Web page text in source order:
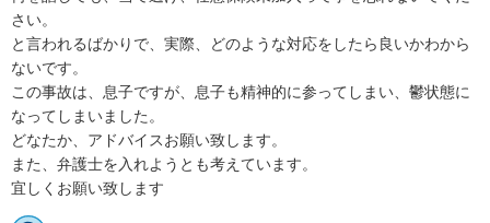
さい。
と言われるばかりで、実際、どのような対応をしたら良いかわから
ないです。
この事故は、息子ですが、息子も精神的に参ってしまい、鬱状態に
なってしまいました。
どなたか、アドバイスお願い致します。
また、弁護士を入れようとも考えています。
宜しくお願い致します